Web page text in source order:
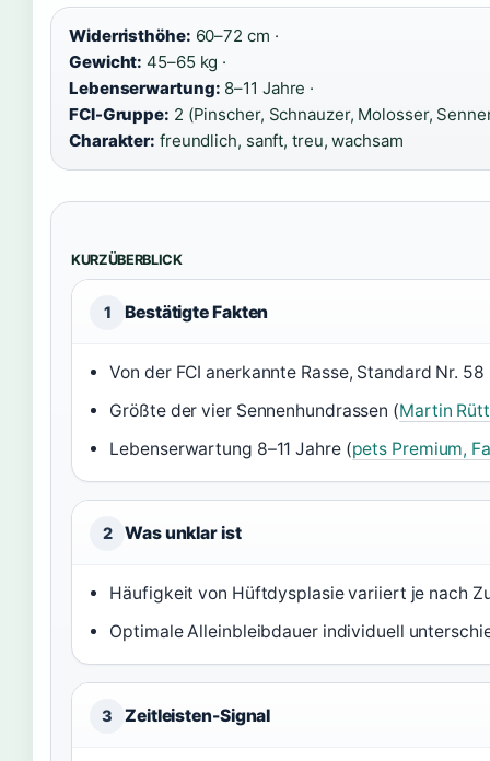
Widerristhöhe: 60–72 cm ·
Gewicht: 45–65 kg ·
Lebenserwartung: 8–11 Jahre ·
FCI-Gruppe: 2 (Pinscher, Schnauzer, Molosser,
Charakter: freundlich, sanft, treu, wachsam
KURZÜBERBLICK
1 Bestätigte Fakten
Von der FCI anerkannte Rasse, Standard Nr. 58
Größte der vier Sennenhundrassen (Martin
Lebenserwartung 8–11 Jahre (pets Premium,
2 Was unklar ist
Häufigkeit von Hüftdysplasie variiert je nach
Optimale Alleinbleibdauer individuell
3 Zeitleisten-Signal